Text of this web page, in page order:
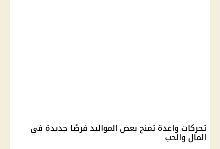
تحركات واعدة تمنح بعض المواليد فرصًا جديدة في
المال والحب